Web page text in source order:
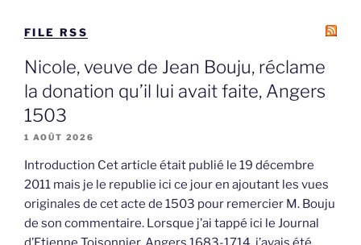
FILE RSS
Nicole, veuve de Jean Bouju, réclame
la donation qu’il lui avait faite, Angers
1503
1 AOÛT 2026
Introduction Cet article était publié le 19 décembre
2011 mais je le republie ici ce jour en ajoutant les vues
originales de cet acte de 1503 pour remercier M. Bouju
de son commentaire. Lorsque j’ai tappé ici le Journal